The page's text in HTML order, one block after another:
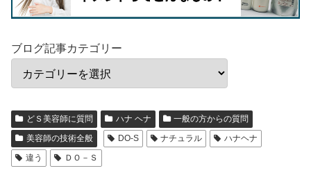
ブログ記事カテゴリー
どＳ美容師に質問 ハナ ヘナ
一般の方からの質問
美容師の技術全般
DO-S ナチュラル
ハナヘナ
違う
ＤＯ－Ｓ